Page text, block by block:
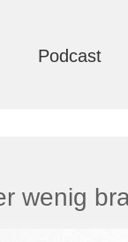
Podcast
wenig